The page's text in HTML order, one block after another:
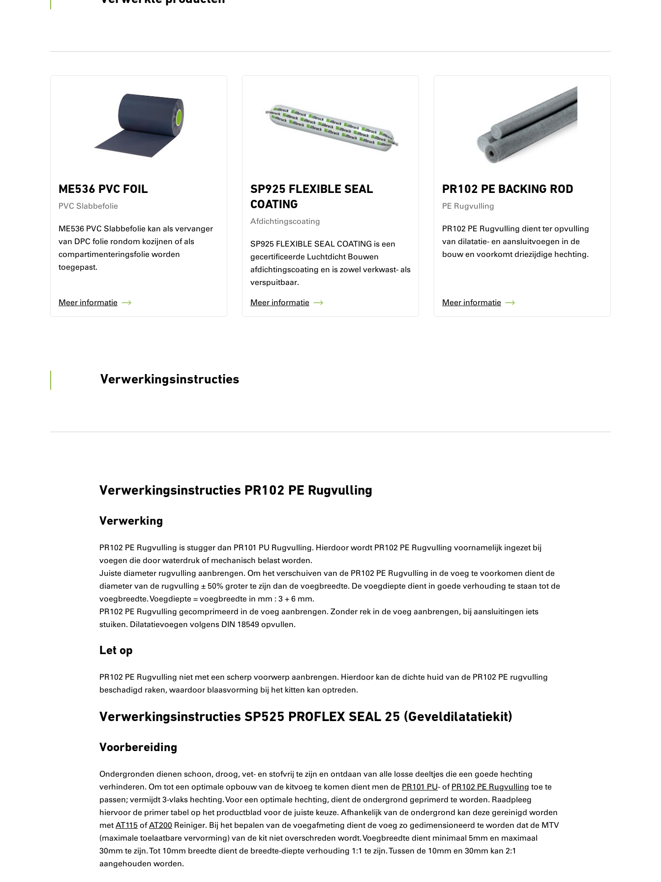
ME536 PVC FOIL
PVC Slabbefolie
ME536 PVC Slabbefolie kan als vervanger
van DPC folie rondom kozijnen of als
compartimenteringsfolie worden
toegepast.
Meer informatie
SP925 FLEXIBLE SEAL
COATING
Afdichtingscoating
SP925 FLEXIBLE SEAL COATING is een
gecertificeerde Luchtdicht Bouwen
afdichtingscoating en is zowel verkwast- als
verspuitbaar.
Meer informatie
PR102 PE BACKING ROD
PE Rugvulling
PR102 PE Rugvulling dient ter opvulling
van dilatatie- en aansluitvoegen in de
bouw en voorkomt driezijdige hechting.
Meer informatie
Verwerkingsinstructies
Verwerkingsinstructies PR102 PE Rugvulling
Verwerking
PR102 PE Rugvulling is stugger dan PR101 PU Rugvulling. Hierdoor wordt PR102 PE Rugvulling voornamelijk ingezet bij
voegen die door waterdruk of mechanisch belast worden.
Juiste diameter rugvulling aanbrengen. Om het verschuiven van de PR102 PE Rugvulling in de voeg te voorkomen dient de
diameter van de rugvulling ± 50% groter te zijn dan de voegbreedte. De voegdiepte dient in goede verhouding te staan tot de
voegbreedte. Voegdiepte = voegbreedte in mm : 3 + 6 mm.
PR102 PE Rugvulling gecomprimeerd in de voeg aanbrengen. Zonder rek in de voeg aanbrengen, bij aansluitingen iets
stuiken. Dilatatievoegen volgens DIN 18549 opvullen.
Let op
PR102 PE Rugvulling niet met een scherp voorwerp aanbrengen. Hierdoor kan de dichte huid van de PR102 PE rugvulling
beschadigd raken, waardoor blaasvorming bij het kitten kan optreden.
Verwerkingsinstructies SP525 PROFLEX SEAL 25 (Geveldilatatiekit)
Voorbereiding
Ondergronden dienen schoon, droog, vet- en stofvrij te zijn en ontdaan van alle losse deeltjes die een goede hechting
verhinderen. Om tot een optimale opbouw van de kitvoeg te komen dient men de PR101 PU- of PR102 PE Rugvulling toe te
passen; vermijdt 3-vlaks hechting. Voor een optimale hechting, dient de ondergrond geprimerd te worden. Raadpleeg
hiervoor de primer tabel op het productblad voor de juiste keuze. Afhankelijk van de ondergrond kan deze gereinigd worden
met AT115 ofAT200 Reiniger. Bij het bepalen van de voegafmeting dient de voeg zo gedimensioneerd te worden dat de MTV
(maximale toelaatbare vervorming) van de kit niet overschreden wordt. Voegbreedte dient minimaal 5mm en maximaal
30mm te zijn. Tot 10mm breedte dient de breedte-diepte verhouding 1:1 te zijn. Tussen de 10mm en 30mm kan 2:1
aangehouden worden.